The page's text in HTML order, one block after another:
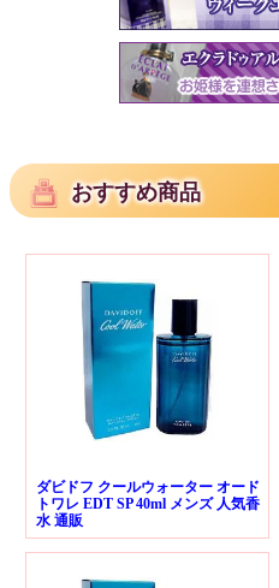
おすすめ商品
ダビドフ クールウォーター オード
トワレ EDT SP 40ml メンズ 人気香
水 通販